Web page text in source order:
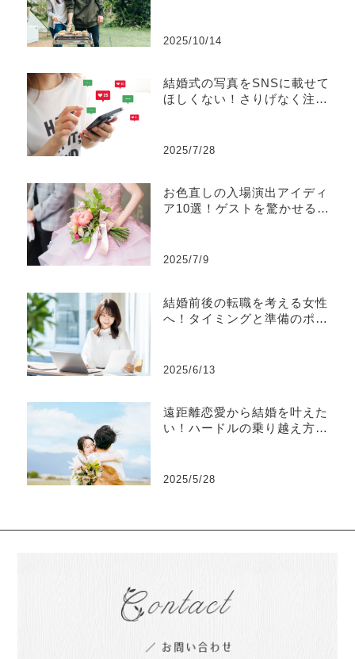
2025/10/14
結婚式の写真をSNSに載せて
ほしくない！さりげなく注意
2025/7/28
お色直しの入場演出アイディ
ア10選！ゲストを驚かせる工
2025/7/9
結婚前後の転職を考える女性
へ！タイミングと準備のポイ
2025/6/13
遠距離恋愛から結婚を叶えた
い！ハードルの乗り越え方や
2025/5/28